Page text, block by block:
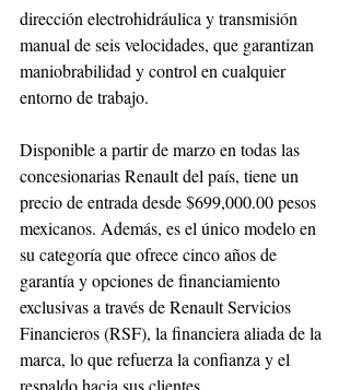
dirección electrohidráulica y transmisión
manual de seis velocidades, que garantizan
maniobrabilidad y control en cualquier
entorno de trabajo.
Disponible a partir de marzo en todas las
concesionarias Renault del país, tiene un
precio de entrada desde $699,000.00 pesos
mexicanos. Además, es el único modelo en
su categoría que ofrece cinco años de
garantía y opciones de financiamiento
exclusivas a través de Renault Servicios
Financieros (RSF), la financiera aliada de la
marca, lo que refuerza la confianza y el
respaldo hacia sus clientes.